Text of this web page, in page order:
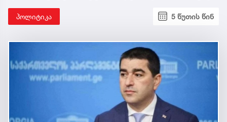
პოლიტიკა 5 წუთის წინ